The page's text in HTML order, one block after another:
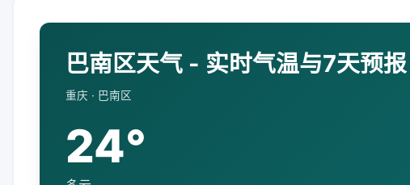
巴南区天气 - 实时气温与7天预报
重庆 · 巴南区
24°